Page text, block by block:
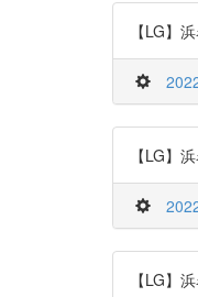
【LG】
【LG】
【LG】